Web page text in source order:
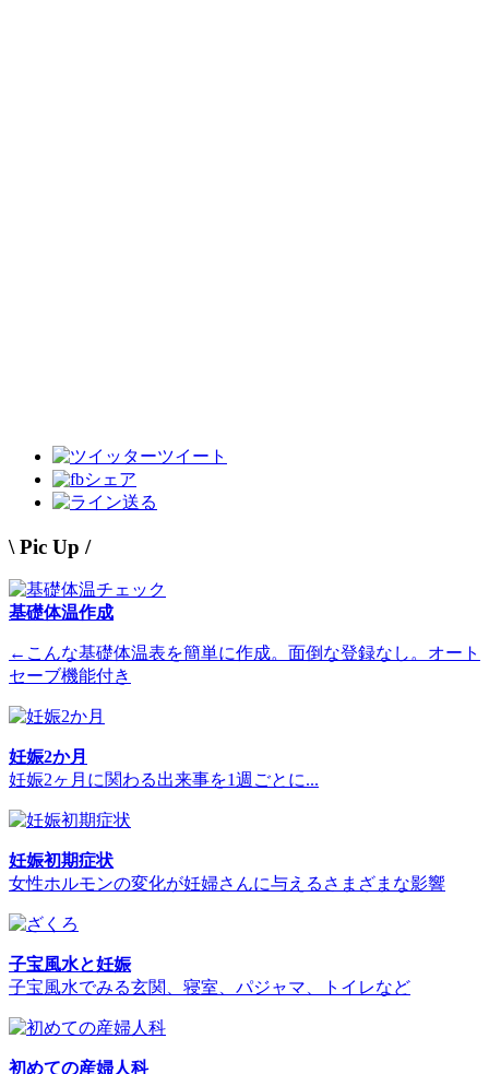
ツイート
シェア
送る
\ Pic Up /
基礎体温作成
←こんな基礎体温表を簡単に作成。面倒な登録なし。オート
セーブ機能付き
妊娠2か月
妊娠2ヶ月に関わる出来事を1週ごとに...
妊娠初期症状
女性ホルモンの変化が妊婦さんに与えるさまざまな影響
子宝風水と妊娠
子宝風水でみる玄関、寝室、パジャマ、トイレなど
初めての産婦人科